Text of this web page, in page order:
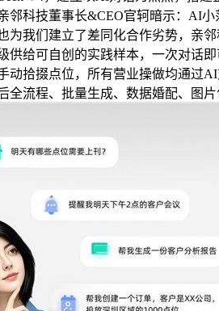
邻科技董事长&CEO官轲暗示：AI
为我们建立了差同化合作劣势，亲
供给可自创的实践样本，一次对话
动拾掇点位，所有营业操做均通过
全流程、批量生成、数据婚配、图